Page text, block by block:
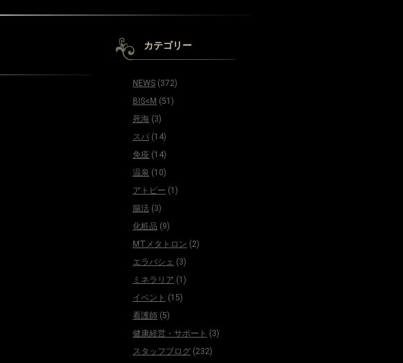
カテゴリー
NEWS (372)
BIS<M (51)
死海 (3)
スパ (14)
免疫 (14)
温泉 (10)
アトピー (1)
腸活 (3)
化粧品 (9)
MTメタトロン (2)
エラバシェ (3)
ミネラリア (1)
イベント (15)
看護師 (5)
健康経営・サポート (3)
スタッフブログ (232)